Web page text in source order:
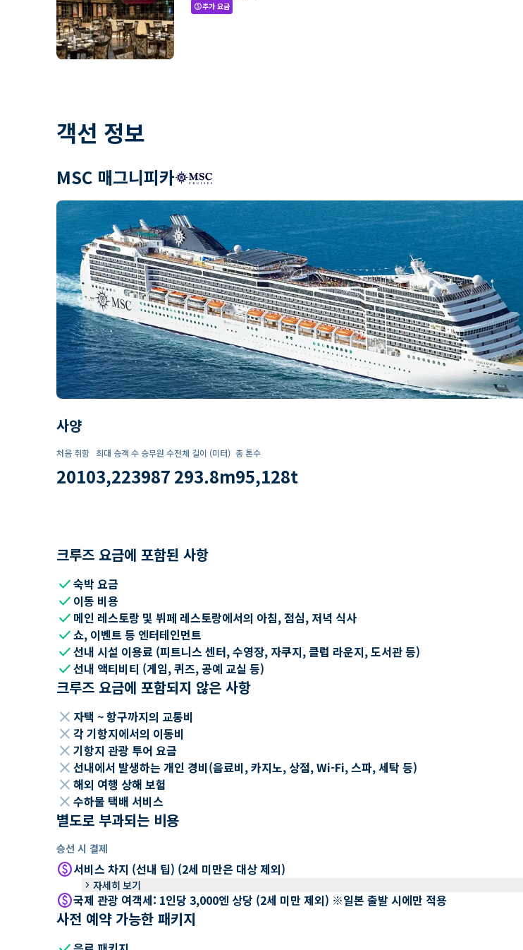
paid추가 요금
객선 정보
MSC 매그니피카
사양
처음 취항
2010
최대 승객 수
3,223
승무원 수
987
전체 길이 (미터)
293.8m
총 톤수
95,128t
크루즈 요금에 포함된 사항
check숙박 요금
check 이동 비용
check 메인 레스토랑 및 뷔페 레스토랑에서의 아침, 점심, 저녁 식사
check쇼, 이벤트 등 엔터테인먼트
check선내 시설 이용료 (피트니스 센터, 수영장, 자쿠지, 클럽 라운지, 도서관 등)
check선내 액티비티 (게임, 퀴즈, 공예 교실 등)
크루즈 요금에 포함되지 않은 사항
close 자택 ~ 항구까지의 교통비
close 각 기항지에서의 이동비
close 기항지 관광 투어 요금
close 선내에서 발생하는 개인 경비(음료비, 카지노, 상점, Wi-Fi, 스파, 세탁 등)
close 해외 여행 상해 보험
close 수하물 택배 서비스
별도로 부과되는 비용
승선 시 결제
paid서비스 차지 (선내 팁) (2세 미만은 대상 제외)
keyboard_arrow_right 자세히 보기
paid국제 관광 여객세: 1인당 3,000엔 상당 (2세 미만 제외) ※일본 출발 시에만 적용
사전 예약 가능한 패키지